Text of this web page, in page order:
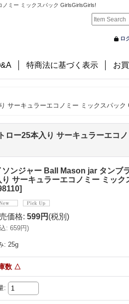
ノミー ミックスパック GirlsGirlsGirls!
ロ
特商法に基づく表示 お
サーキュラーエコノミー ミックスパック
ー25本入り サーキュラーエコ
ソンジャー Ball Mason jar タンブ
り サーキュラーエコノミー ミッ
]
価格: 599円 (税別)
: 659円)
: 25g
数 △
: